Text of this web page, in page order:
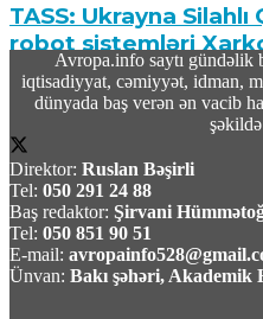
TASS: Ukrayna
robot sistemləri
yığılır
09 Avqust 2026 / 10:07
6
Məhəmməd Bağet
Avropa.info saytı gündəlik
iqtisadiyyat, cəmiyyət, idman,
dünyada baş verən ən vacib
şəkildə
Direktor: Ruslan Bəşirli
Tel: 050 291 24 88
Baş redaktor: Şirvani
Tel: 050 851 90 51
E-mail:
Ünvan: Bakı şəhəri, Akademik